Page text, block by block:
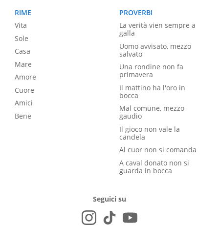
RIME
Vita
Sole
Casa
Mare
Amore
Cuore
Amici
Bene
PROVERBI
La verità vien sempre a
galla
Uomo avvisato, mezzo
salvato
Una rondine non fa
primavera
Il mattino ha l'oro in
bocca
Mal comune, mezzo
gaudio
Il gioco non vale la
candela
Al cuor non si comanda
A caval donato non si
guarda in bocca
Seguici su